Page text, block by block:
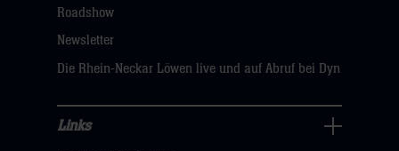
hier
Roadshow
Newsletter
Die Rhein-Neckar Löwen live und auf Abruf bei Dyn
Links